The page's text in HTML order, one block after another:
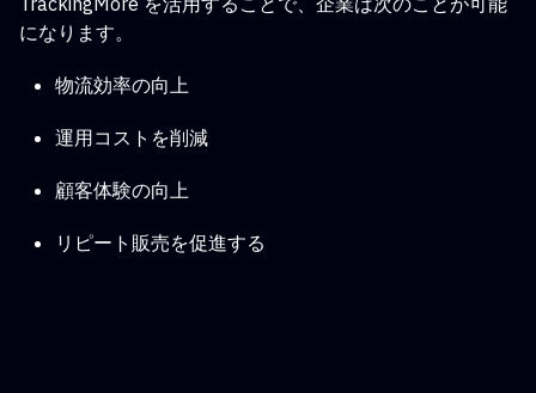
になります。
物流効率の向上
運用コストを削減
顧客体験の向上
リピート販売を促進する